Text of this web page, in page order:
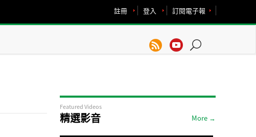
訂閱電子報
登入
註冊
Featured Videos
精選影音 More →